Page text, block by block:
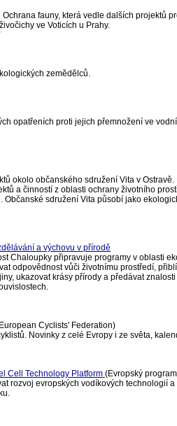
fauny, která vedle dalších projektů
ve Voticích u Prahy.
zemědělců.
opatřeních proti jejich přemnožení ve
okolo občanského sdružení Vita v Ostravě.
a činností z oblasti ochrany životního
Občanské sdružení Vita působí jako
a výchovu v přírodě
Chaloupky připravuje programy v oblasti
odpovědnost vůči životnímu prostředí,
ukazovat krásy přírody a předávat
Cyclists' Federation)
Novinky z celé Evropy i ze světa,
Cell Technology Platform (Evropský
rozvoj evropských vodíkových technologií